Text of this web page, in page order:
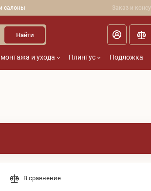
салоны Заказ и
Найти
и ухода Плинтус Подложка
В сравнение